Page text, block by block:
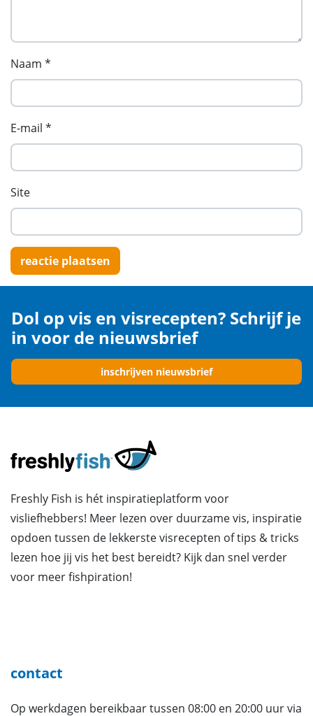
Naam *
E-mail *
Site
Dol op vis en visrecepten? Schrijf je
in voor de nieuwsbrief
inschrijven nieuwsbrief
Freshly Fish is hét inspiratieplatform voor
visliefhebbers! Meer lezen over duurzame vis, inspiratie
opdoen tussen de lekkerste visrecepten of tips & tricks
lezen hoe jij vis het best bereidt? Kijk dan snel verder
voor meer fishpiration!
contact
Op werkdagen bereikbaar tussen 08:00 en 20:00 uur via